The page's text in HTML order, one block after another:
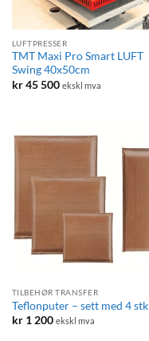
LUFTPRESSER
TMT Maxi Pro Smart LUFT
Swing 40x50cm
kr45 500 ekskl mva
TILBEHØR TRANSFER
Teflonputer – sett med 4 stk
kr1 200 ekskl mva